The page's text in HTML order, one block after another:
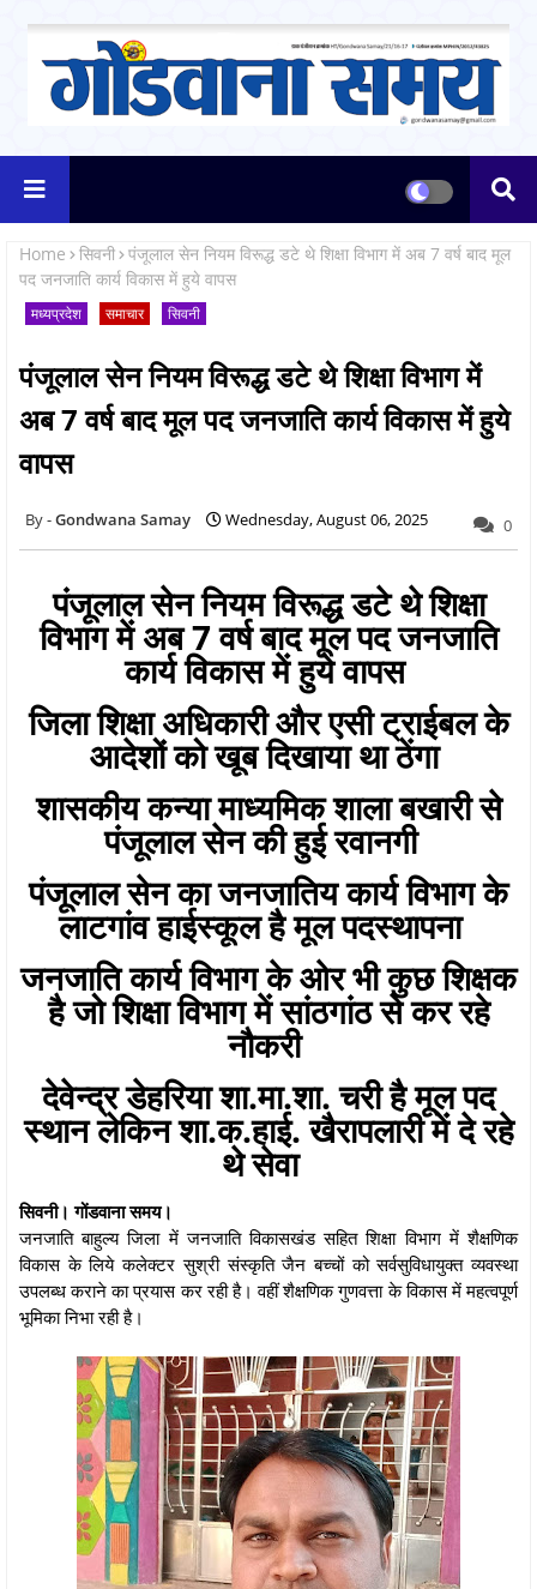
Home सिवनी पंजूलाल सेन नियम विरूद्ध डटे थे शिक्षा विभाग में अब 7 वर्ष बाद मूल
पद जनजाति कार्य विकास में हुये वापस
मध्यप्रदेश समाचार सिवनी
पंजूलाल सेन नियम विरूद्ध डटे थे शिक्षा विभाग में
अब 7 वर्ष बाद मूल पद जनजाति कार्य विकास में हुये
वापस
Gondwana Samay Wednesday, August 06, 2025 0
पंजूलाल सेन नियम विरूद्ध डटे थे शिक्षा
विभाग में अब 7 वर्ष बाद मूल पद जनजाति
कार्य विकास में हुये वापस
जिला शिक्षा अधिकारी और एसी ट्राईबल के
आदेशों को खूब दिखाया था ठेंगा
शासकीय कन्या माध्यमिक शाला बखारी से
पंजूलाल सेन की हुई रवानगी
पंजूलाल सेन का जनजातिय कार्य विभाग के
लाटगांव हाईस्कूल है मूल पदस्थापना
जनजाति कार्य विभाग के ओर भी कुछ शिक्षक
है जो शिक्षा विभाग में सांठगांठ से कर रहे
नौकरी
देवेन्द्र डेहरिया शा.मा.शा. चरी है मूल पद
स्थान लेकिन शा.क.हाई. खैरापलारी में दे रहे
थे सेवा
सिवनी। गोंडवाना समय।
जनजाति बाहुल्य जिला में जनजाति विकासखंड सहित शिक्षा विभाग में शैक्षणिक
विकास के लिये कलेक्टर सुश्री संस्कृति जैन बच्चों को सर्वसुविधायुक्त व्यवस्था
उपलब्ध कराने का प्रयास कर रही है। वहीं शैक्षणिक गुणवत्ता के विकास में महत्वपूर्ण
भूमिका निभा रही है।